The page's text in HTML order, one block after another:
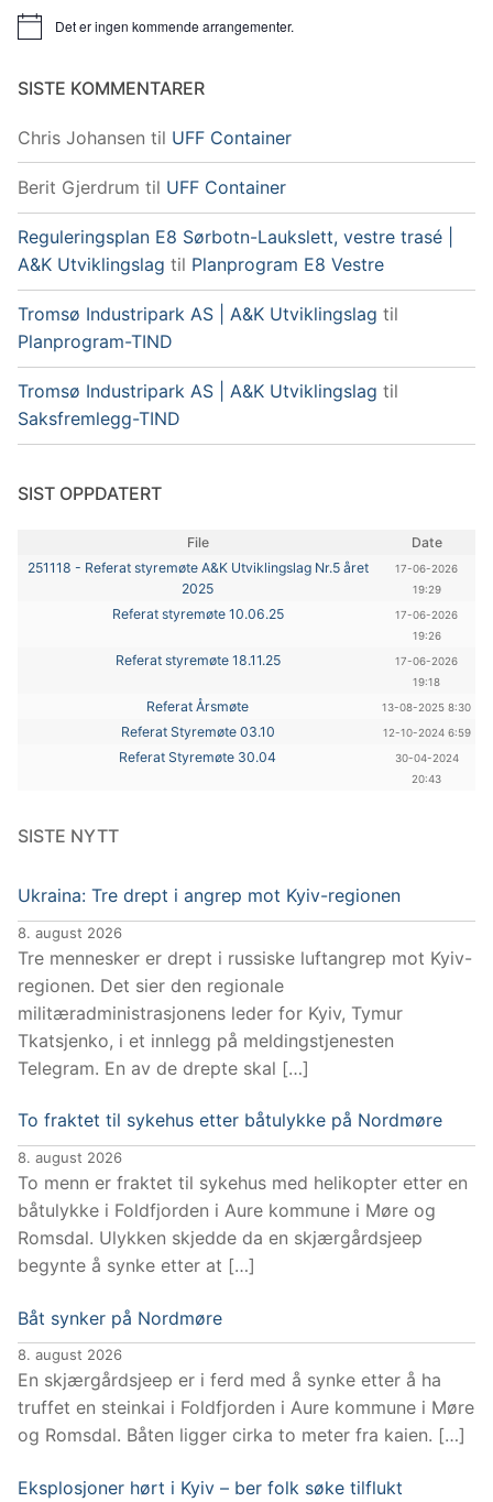
MerknadDet er ingen kommende arrangementer.
SISTE KOMMENTARER
Chris Johansen til UFF Container
Berit Gjerdrum til UFF Container
Reguleringsplan E8 Sørbotn-Laukslett, vestre trasé |
A&K Utviklingslag til Planprogram E8 Vestre
Tromsø Industripark AS | A&K Utviklingslag til
Planprogram-TIND
Tromsø Industripark AS | A&K Utviklingslag til
Saksfremlegg-TIND
SIST OPPDATERT
File
Date
251118 - Referat styremøte A&K Utviklingslag Nr.5 året
2025
17-06-2026
19:29
Referat styremøte 10.06.25
17-06-2026
19:26
Referat styremøte 18.11.25
17-06-2026
19:18
Referat Årsmøte 13-08-2025 8:30
Referat Styremøte 03.10 12-10-2024 6:59
Referat Styremøte 30.04
30-04-2024
20:43
SISTE NYTT
Ukraina: Tre drept i angrep mot Kyiv-regionen
8. august 2026
Tre mennesker er drept i russiske luftangrep mot Kyiv-
regionen. Det sier den regionale
militæradministrasjonens leder for Kyiv, Tymur
Tkatsjenko, i et innlegg på meldingstjenesten
Telegram. En av de drepte skal […]
To fraktet til sykehus etter båtulykke på Nordmøre
8. august 2026
To menn er fraktet til sykehus med helikopter etter en
båtulykke i Foldfjorden i Aure kommune i Møre og
Romsdal. Ulykken skjedde da en skjærgårdsjeep
begynte å synke etter at […]
Båt synker på Nordmøre
8. august 2026
En skjærgårdsjeep er i ferd med å synke etter å ha
truffet en steinkai i Foldfjorden i Aure kommune i Møre
og Romsdal. Båten ligger cirka to meter fra kaien. […]
Eksplosjoner hørt i Kyiv – ber folk søke tilflukt